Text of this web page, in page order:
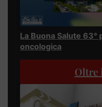
La Buona Salute
oncologica
Oltre